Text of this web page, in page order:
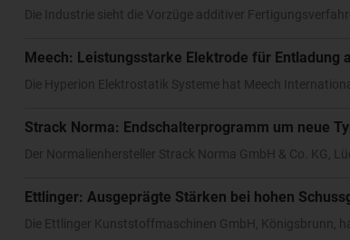
Die Industrie sieht die Vorzüge additiver
Meech: Leistungsstarke Elektrode für Entladung
Die Hyperion Elektrostatik Systeme hat Meech
Strack Norma: Endschalterprogramm um neue
Der Normalienhersteller Strack Norma GmbH & Co. KG,
Ettlinger: Ausgeprägte Stärken bei hohen
Die Ettlinger Kunststoffmaschinen GmbH, Königsbrunn,